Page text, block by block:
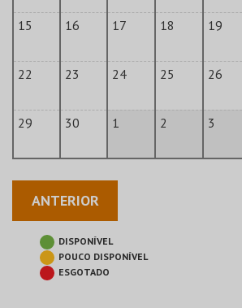
15 16 17 18 19
22 23 24 25 26
29 30 1 2 3
ANTERIOR
DISPONÍVEL
POUCO DISPONÍVEL
ESGOTADO